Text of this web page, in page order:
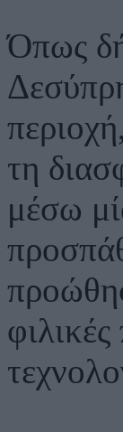
Όπως
τη
μέσω